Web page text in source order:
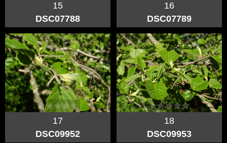
15
DSC07788
16
DSC07789
17
DSC09952
18
DSC09953